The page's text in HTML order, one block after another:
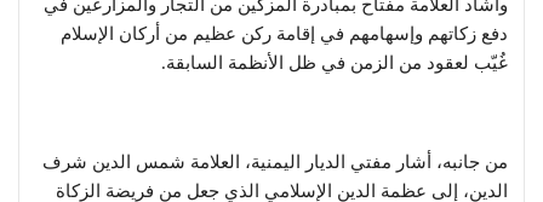
وأشاد العلامة مفتاح بمبادرة المزكين من التجار والمزارعين في
دفع زكاتهم وإسهامهم في إقامة ركن عظيم من أركان الإسلام
غُيّب لعقود من الزمن في ظل الأنظمة السابقة.
من جانبه، أشار مفتي الديار اليمنية، العلامة شمس الدين شرف
الدين، إلى عظمة الدين الإسلامي الذي جعل من فريضة الزكاة